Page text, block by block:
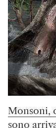
Monsoni,
sono